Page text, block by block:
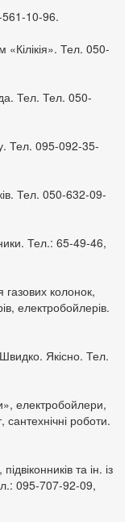
10-96.
Тел. 050-
Тел. Тел. 050-
Тел. 095-092-35-
Тел. 050-632-09-
Тел.: 65-49-46,
колонок,
електробойлерів.
Якісно. Тел.
електробойлери,
роботи.
та ін. із
095-707-92-09,